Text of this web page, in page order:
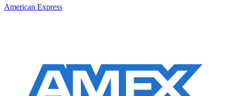
American Express